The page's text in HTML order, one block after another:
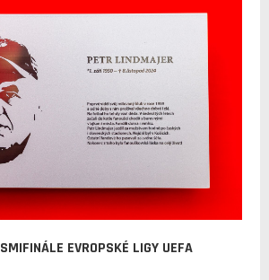
EVROPSKÉ LIGY UEFA